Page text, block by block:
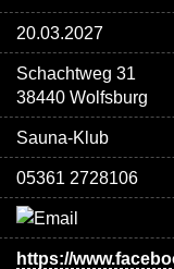
20.03.2027
Schachtweg 31
38440 Wolfsburg
Sauna-Klub
05361 2728106
https://